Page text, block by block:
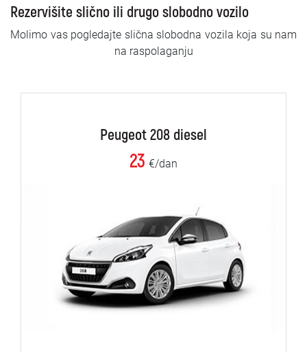
Rezervišite slično ili drugo slobodno vozilo
Molimo vas pogledajte slična slobodna vozila koja su nam
na raspolaganju
Peugeot 208 diesel
23 €/dan